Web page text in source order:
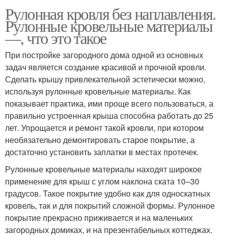
Рулонные материалы
гидроизоляция
Кровля для скатной
крыши
Кровли на скатную
крышу
Рулонная кровля без наплавления.
Рулонные кровельные материалы
—, что это такое
При постройке загородного дома одной из основных
задач является создание красивой и прочной кровли.
Сделать крышу привлекательной эстетически можно,
используя рулонные кровельные материалы. Как
показывает практика, ими проще всего пользоваться, а
правильно устроенная крыша способна работать до 25
лет. Упрощается и ремонт такой кровли, при котором
необязательно демонтировать старое покрытие, а
достаточно установить заплатки в местах протечек.
Рулонные кровельные материалы находят широкое
применение для крыш с углом наклона ската 10–30
градусов. Такое покрытие удобно как для односкатных
кровель, так и для покрытий сложной формы. Рулонное
покрытие прекрасно приживается и на маленьких
загородных домиках, и на презентабельных коттеджах.